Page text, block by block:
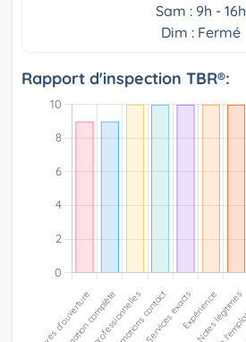
Sam : 9h - 16h
Dim : Fermé
Rapport d'inspection TBR®: